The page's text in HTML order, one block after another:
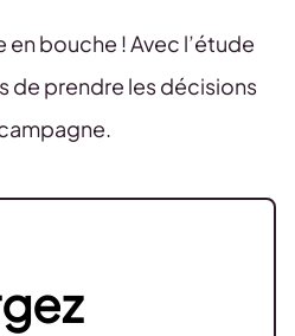
en bouche ! Avec l’étude
de prendre les décisions